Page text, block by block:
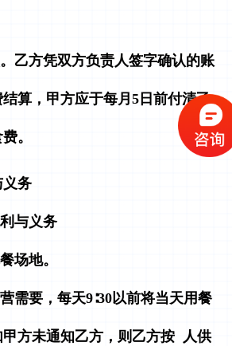
乙方凭双方负责人签字确认的账
算，甲方应于每月5日前付清乙
。
义务
与义务
场地。
需要，每天9∶30以前将当天用餐
甲方未通知乙方，则乙方按 人供